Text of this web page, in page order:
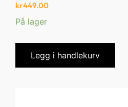
kr449.00
På lager
Legg i handlekurv